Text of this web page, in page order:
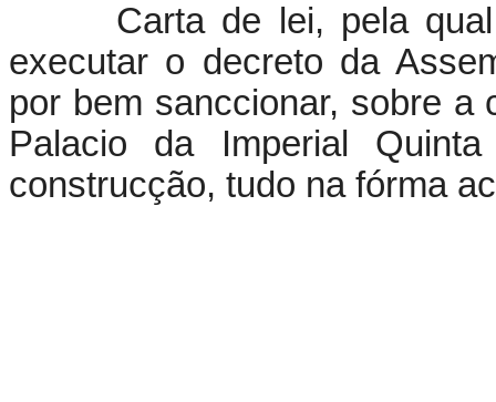
Carta de lei, pela qual
executar o decreto da
por bem sanccionar, sobre a
Palacio da Imperial
construcção, tudo na fórma